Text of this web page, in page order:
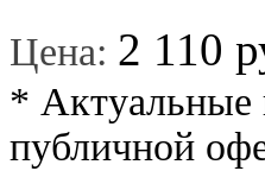
Цена: 2 110
* Актуальные
публичной